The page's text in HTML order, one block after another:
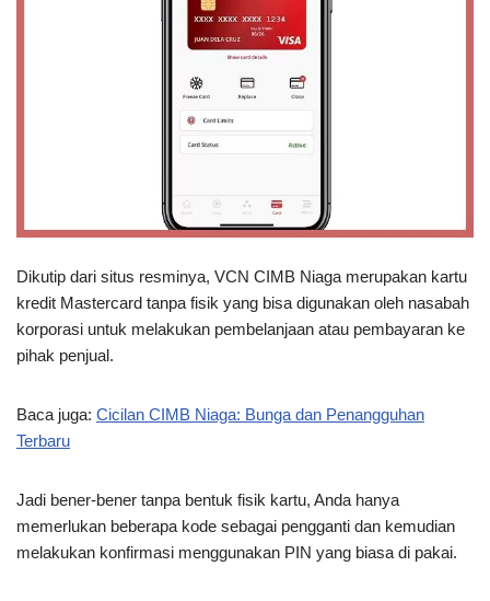
Dikutip dari situs resminya, VCN CIMB Niaga merupakan kartu
kredit Mastercard tanpa fisik yang bisa digunakan oleh nasabah
korporasi untuk melakukan pembelanjaan atau pembayaran ke
pihak penjual.
Baca juga: Cicilan CIMB Niaga: Bunga dan Penangguhan
Terbaru
Jadi bener-bener tanpa bentuk fisik kartu, Anda hanya
memerlukan beberapa kode sebagai pengganti dan kemudian
melakukan konfirmasi menggunakan PIN yang biasa di pakai.